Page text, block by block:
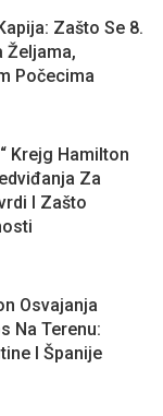
Zašto Se 8.
Željama,
Počecima
Krejg Hamilton
Za
I Zašto
Osvajanja
Na Terenu:
I Španije